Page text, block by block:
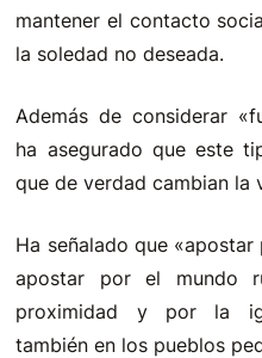
mantener el contacto
la soledad no deseada.
Además de considerar
ha asegurado que este
que de verdad cambian la
Ha señalado que
apostar por el mundo
proximidad y por la
también en los pueblos